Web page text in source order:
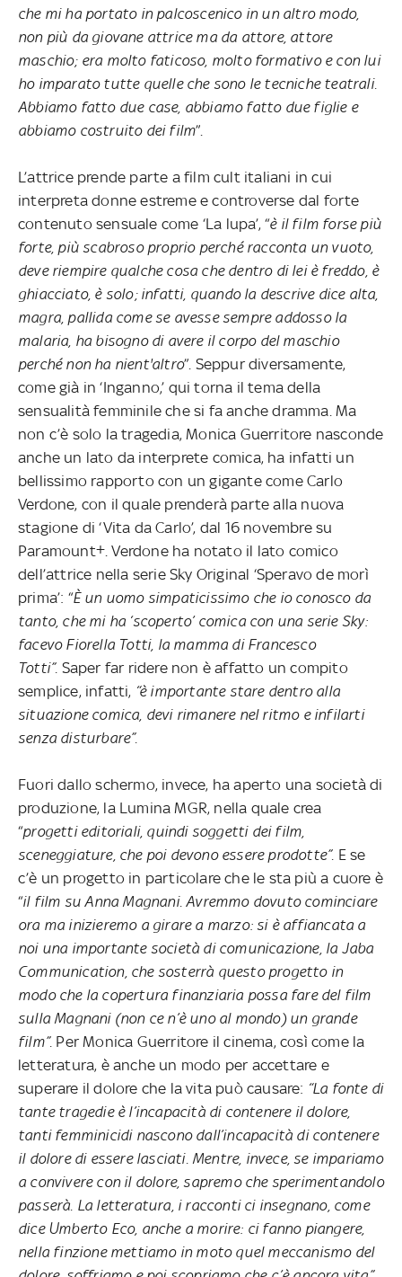
che mi ha portato in palcoscenico in un altro modo,
non più da giovane attrice ma da attore, attore
maschio; era molto faticoso, molto formativo e con lui
ho imparato tutte quelle che sono le tecniche teatrali.
Abbiamo fatto due case, abbiamo fatto due figlie e
abbiamo costruito dei film”.
L’attrice prende parte a film cult italiani in cui
interpreta donne estreme e controverse dal forte
contenuto sensuale come ‘La lupa’, “è il film forse più
forte, più scabroso proprio perché racconta un vuoto,
deve riempire qualche cosa che dentro di lei è freddo, è
ghiacciato, è solo; infatti, quando la descrive dice alta,
magra, pallida come se avesse sempre addosso la
malaria, ha bisogno di avere il corpo del maschio
perché non ha nient'altro”. Seppur diversamente,
come già in ‘Inganno,’ qui torna il tema della
sensualità femminile che si fa anche dramma. Ma
non c’è solo la tragedia, Monica Guerritore nasconde
anche un lato da interprete comica, ha infatti un
bellissimo rapporto con un gigante come Carlo
Verdone, con il quale prenderà parte alla nuova
stagione di ‘Vita da Carlo’, dal 16 novembre su
Paramount±. Verdone ha notato il lato comico
dell’attrice nella serie Sky Original ‘Speravo de morì
prima’: “È un uomo simpaticissimo che io conosco da
tanto, che mi ha ‘scoperto’ comica con una serie Sky:
facevo Fiorella Totti, la mamma di Francesco
Totti”. Saper far ridere non è affatto un compito
semplice, infatti, “è importante stare dentro alla
situazione comica, devi rimanere nel ritmo e infilarti
senza disturbare”.
Fuori dallo schermo, invece, ha aperto una società di
produzione, la Lumina MGR, nella quale crea
“progetti editoriali, quindi soggetti dei film,
sceneggiature, che poi devono essere prodotte”. E se
c’è un progetto in particolare che le sta più a cuore è
“il film su Anna Magnani. Avremmo dovuto cominciare
ora ma inizieremo a girare a marzo: si è affiancata a
noi una importante società di comunicazione, la Jaba
Communication, che sosterrà questo progetto in
modo che la copertura finanziaria possa fare del film
sulla Magnani (non ce n’è uno al mondo) un grande
film”. Per Monica Guerritore il cinema, così come la
letteratura, è anche un modo per accettare e
superare il dolore che la vita può causare: “La fonte di
tante tragedie è l’incapacità di contenere il dolore,
tanti femminicidi nascono dall’incapacità di contenere
il dolore di essere lasciati. Mentre, invece, se impariamo
a convivere con il dolore, sapremo che sperimentandolo
passerà. La letteratura, i racconti ci insegnano, come
dice Umberto Eco, anche a morire: ci fanno piangere,
nella finzione mettiamo in moto quel meccanismo del